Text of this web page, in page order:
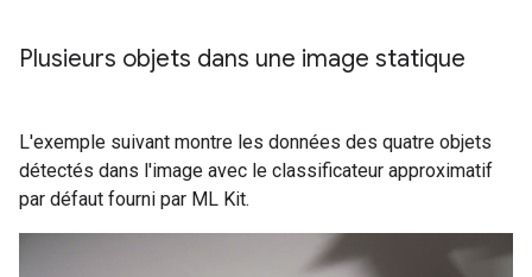
Plusieurs objets dans une image statique
L'exemple suivant montre les données des quatre objets
détectés dans l'image avec le classificateur approximatif
par défaut fourni par ML Kit.